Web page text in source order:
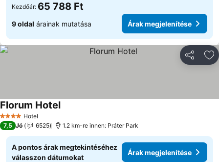
Kezdőár: 65 788 Ft
9 oldal árainak mutatása Árak megjelenítése
4 KategóriaHotel
Florum Hotel
7,5 Jó 6525 1.2 km-re innen: Práter Park
A pontos árak megtekintéséhez
válasszon dátumokat
Árak megjelenítése